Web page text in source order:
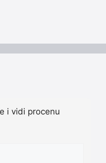
i vidi procenu